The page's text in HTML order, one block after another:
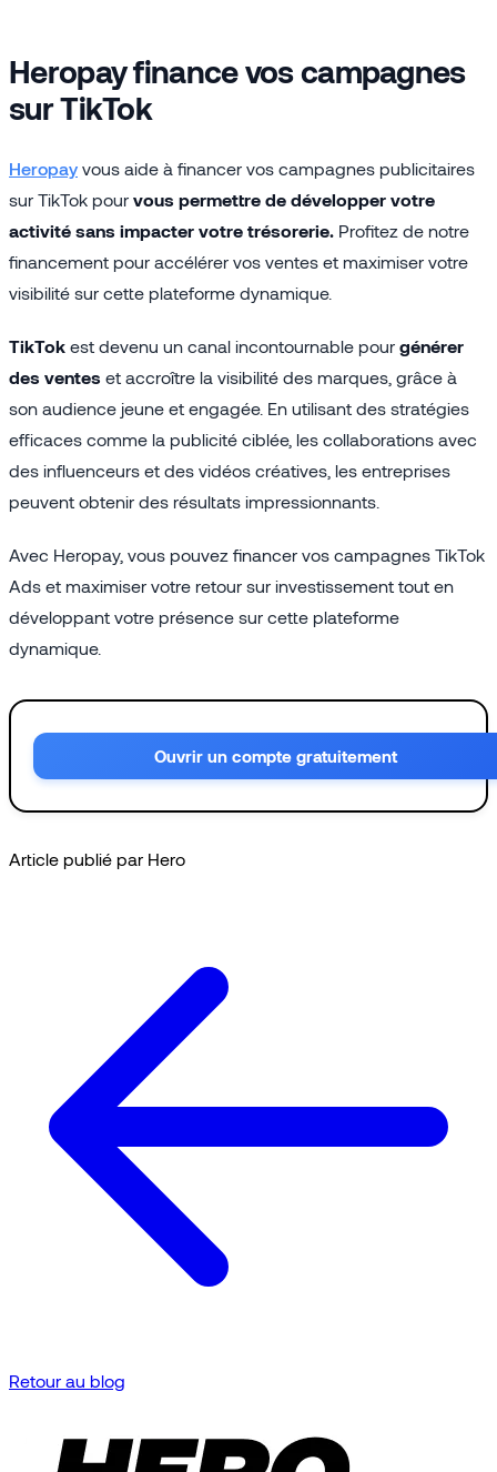
Heropay finance vos campagnes
sur TikTok
Heropay vous aide à financer vos campagnes publicitaires
sur TikTok pour vous permettre de développer votre
activité sans impacter votre trésorerie. Profitez de notre
financement pour accélérer vos ventes et maximiser votre
visibilité sur cette plateforme dynamique.
TikTok est devenu un canal incontournable pour générer
des ventes et accroître la visibilité des marques, grâce à
son audience jeune et engagée. En utilisant des stratégies
efficaces comme la publicité ciblée, les collaborations avec
des influenceurs et des vidéos créatives, les entreprises
peuvent obtenir des résultats impressionnants.
Avec Heropay, vous pouvez financer vos campagnes TikTok
Ads et maximiser votre retour sur investissement tout en
développant votre présence sur cette plateforme
dynamique.
Ouvrir un compte gratuitement
Article publié par Hero
Retour au blog